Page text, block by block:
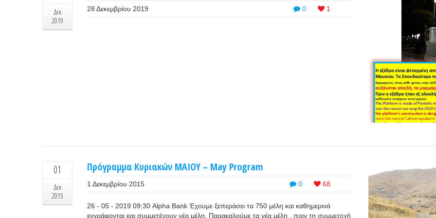
Δεκ
2019
0 1
28 Δεκεμβρίου 2019
01
Δεκ
2015
Πρόγραμμα Κυριακών MAIOY – May Program
0 68
1 Δεκεμβρίου 2015
26 - 05 - 2019 09:30 Alpha Bank Έχουμε ξεπεράσει τα 750 μέλη και καθημερινά
εγγράφονται και συμμετέχουν νέα μέλη. Παρακαλούμε τα νέα μέλη , πριν τη συμμετοχή